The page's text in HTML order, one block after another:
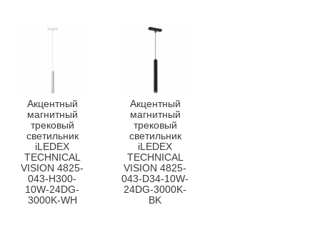
Акцентный
магнитный
трековый
светильник
iLEDEX
TECHNICAL
VISION 4825-
043-H300-
10W-24DG-
3000K-WH
Акцентный
магнитный
трековый
светильник
iLEDEX
TECHNICAL
VISION 4825-
043-D34-10W-
24DG-3000K-
BK